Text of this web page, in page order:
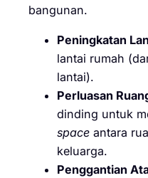
bangunan.
Peningkatan
lantai rumah
lantai).
Perluasan
dinding untuk
space antara
keluarga.
Penggantian